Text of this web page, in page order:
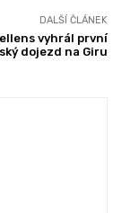
DALŠÍ ČLÁNEK
vyhrál první
dojezd na Giru